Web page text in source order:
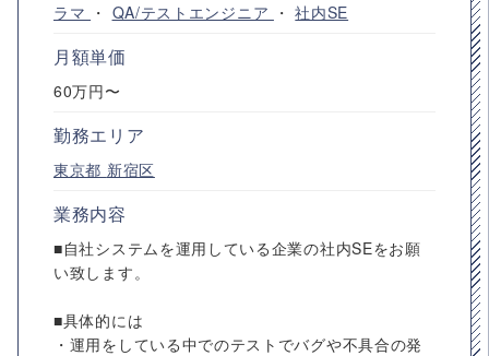
ラマ ・ QA/テストエンジニア ・社内SE
月額単価
60万円〜
勤務エリア
東京都 新宿区
業務内容
■自社システムを運用している企業の社内SEをお願
い致します。
■具体的には
・運用をしている中でのテストでバグや不具合の発